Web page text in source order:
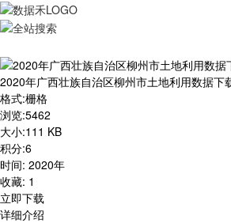
2020年广西壮族自治区
2020年广西壮族自治区柳州市土地利用数据下
格式:栅格
浏览:5462
大小:111 KB
积分:6
时间: 2020年
收藏: 1
立即下载
详细介绍